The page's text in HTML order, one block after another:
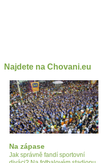
Najdete na Chovani.eu
Na zápase
Jak správně fandí sportovní